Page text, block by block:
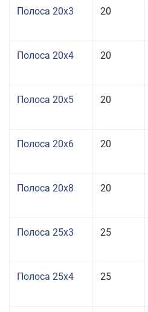
Полоса 20x3 20
Полоса 20x4 20
Полоса 20x5 20
Полоса 20x6 20
Полоса 20x8 20
Полоса 25x3 25
Полоса 25x4 25